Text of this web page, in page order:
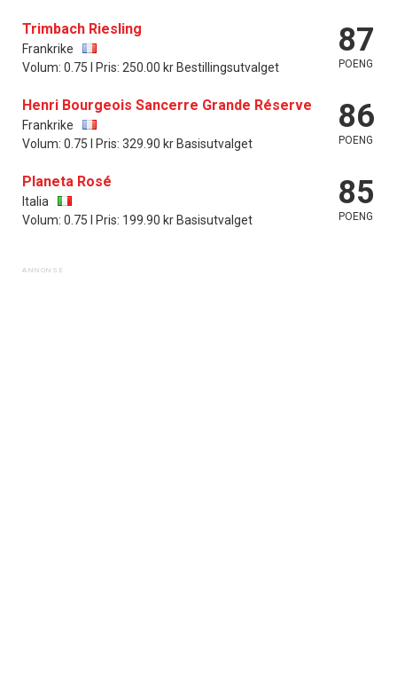
Trimbach Riesling
Frankrike
Volum: 0.75 l Pris: 250.00 kr Bestillingsutvalget
87
POENG
Henri Bourgeois Sancerre Grande Réserve
Frankrike
Volum: 0.75 l Pris: 329.90 kr Basisutvalget
86
POENG
Planeta Rosé
Italia
Volum: 0.75 l Pris: 199.90 kr Basisutvalget
85
POENG